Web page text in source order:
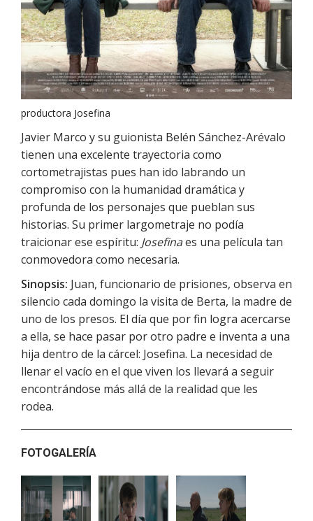
productora Josefina
Javier Marco y su guionista Belén Sánchez-Arévalo
tienen una excelente trayectoria como
cortometrajistas pues han ido labrando un
compromiso con la humanidad dramática y
profunda de los personajes que pueblan sus
historias. Su primer largometraje no podía
traicionar ese espíritu: Josefinaes una película tan
conmovedora como necesaria.
Sinopsis: Juan, funcionario de prisiones, observa en
silencio cada domingo la visita de Berta, la madre de
uno de los presos. El día que por fin logra acercarse
a ella, se hace pasar por otro padre e inventa a una
hija dentro de la cárcel: Josefina. La necesidad de
llenar el vacío en el que viven los llevará a seguir
encontrándose más allá de la realidad que les
rodea.
FOTOGALERÍA